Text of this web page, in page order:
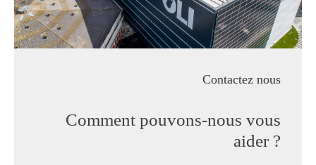
Contactez nous
Comment pouvons-nous vous
aider ?